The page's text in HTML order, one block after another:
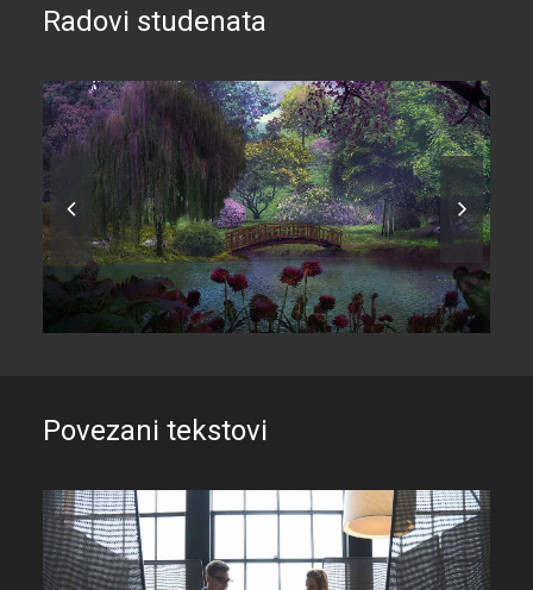
Radovi studenata
Povezani tekstovi